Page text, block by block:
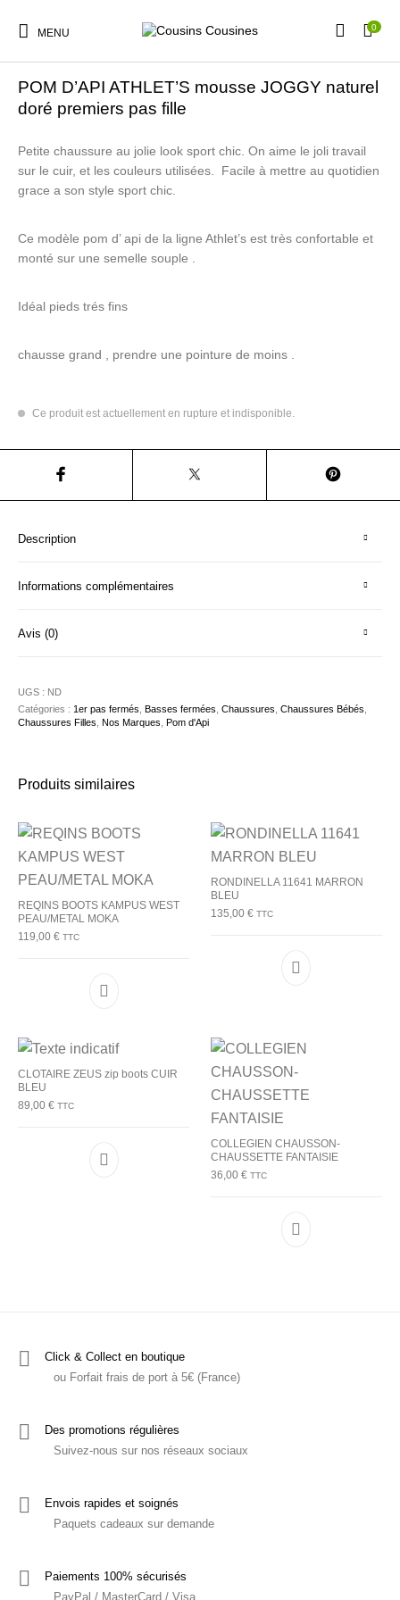
MENU 0
Nouveautés Promotions Chaussures Vêtements Filles
Vêtements Garçons Accessoires Cadeaux Nos Marques
POM D’API ATHLET’S mousse JOGGY naturel
doré premiers pas fille
Petite chaussure au jolie look sport chic. On aime le joli travail
sur le cuir, et les couleurs utilisées. Facile à mettre au quotidien
grace a son style sport chic.
Ce modèle pom d’ api de la ligne Athlet’s est très confortable et
monté sur une semelle souple .
Idéal pieds trés fins
chausse grand , prendre une pointure de moins .
Ce produit est actuellement en rupture et indisponible.
Description
Informations complémentaires
Avis (0)
UGS : ND
Catégories : 1er pas fermés ,Basses fermées ,Chaussures ,Chaussures Bébés
Chaussures Filles ,Nos Marques ,Pom d'Api
Produits similaires
REQINS BOOTS KAMPUS WEST
PEAU/METAL MOKA
119,00€ TTC
Ce produit a plusieurs variations. Les options
RONDINELLA 11641 MARRON
BLEU
135,00 € TTC
Ce produit a
CLOTAIRE ZEUS zip boots CUIR
BLEU
89,00€ TTC
Ce produit a plusieurs variations. Les options
COLLEGIEN CHAUSSON-
CHAUSSETTE FANTAISIE
36,00 € TTC
Ce produit a
Click & Collect en boutique
ou Forfait frais de port à 5€ (France)
Des promotions régulières
Suivez-nous sur nos réseaux sociaux
Envois rapides et soignés
Paquets cadeaux sur demande
Paiements 100% sécurisés
PayPal / MasterCard / Visa